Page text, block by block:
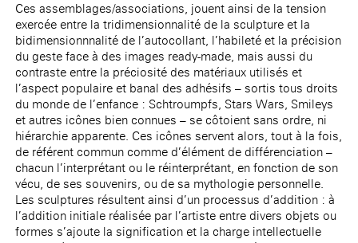
Ces assemblages/associations, jouent ainsi de la tension
exercée entre la tridimensionnalité de la sculpture et la
bidimensionnnalité de l’autocollant, l’habileté et la précision
du geste face à des images ready-made, mais aussi du
contraste entre la préciosité des matériaux utilisés et
l’aspect populaire et banal des adhésifs – sortis tous droits
du monde de l’enfance : Schtroumpfs, Stars Wars, Smileys
et autres icônes bien connues – se côtoient sans ordre, ni
hiérarchie apparente. Ces icônes servent alors, tout à la fois,
de référent commun comme d’élément de différenciation –
chacun l’interprétant ou le réinterprétant, en fonction de son
vécu, de ses souvenirs, ou de sa mythologie personnelle.
Les sculptures résultent ainsi d’un processus d’addition : à
l’addition initiale réalisée par l’artiste entre divers objets ou
formes s’ajoute la signification et la charge intellectuelle